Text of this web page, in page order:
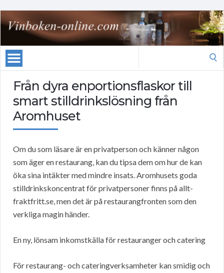
Från dyra enportionsflaskor till
smart stilldrinkslösning från
Aromhuset
Om du som läsare är en privatperson och känner någon
som äger en restaurang, kan du tipsa dem om hur de kan
öka sina intäkter med mindre insats. Aromhusets goda
stilldrinkskoncentrat för privatpersoner finns på allt-
fraktfritt.se, men det är på restaurangfronten som den
verkliga magin händer.
En ny, lönsam inkomstkälla för restauranger och catering
För restaurang- och cateringverksamheter kan smidig och